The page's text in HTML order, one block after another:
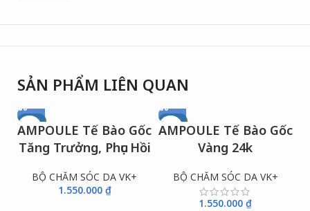
SẢN PHẨM LIÊN QUAN
NEW
AMPOULE Tế Bào Gốc
Tăng Trưởng, Phục Hồi
BỘ CHĂM SÓC DA VK+
1.550.000 ₫
NEW
AMPOULE Tế Bào Gốc
Vàng 24k
BỘ CHĂM SÓC DA VK+
1.550.000₫